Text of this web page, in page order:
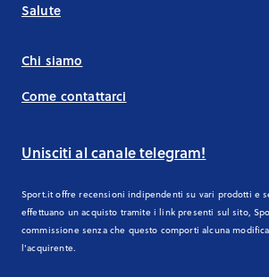
Salute
Chi siamo
Come contattarci
Unisciti al canale telegram!
Sport.it offre recensioni indipendenti su vari prodotti e
effettuano un acquisto tramite i link presenti sul sito,
commissione senza che questo comporti alcuna
l'acquirente.